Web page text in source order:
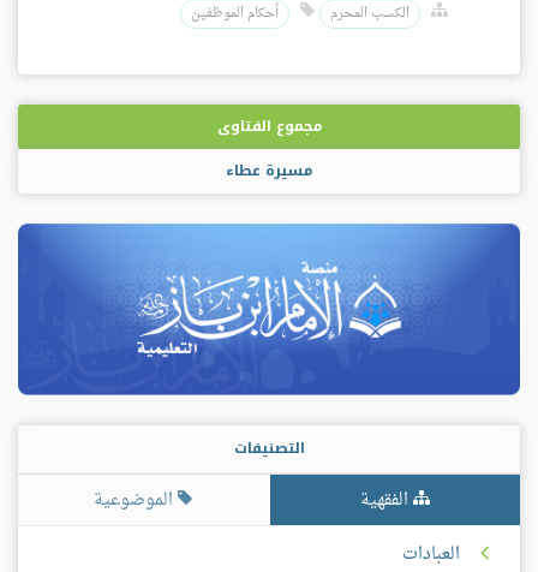
الكسب المحرم أحكام الموظفين
مجموع الفتاوى
مسيرة عطاء
التصنيفات
الفقهية
الموضوعية
العبادات